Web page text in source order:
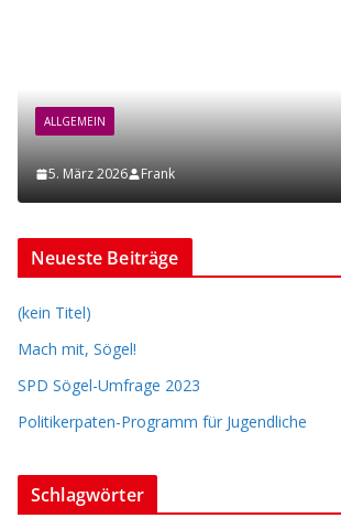
ALLGEMEIN
5. März 2026 Frank
Neueste Beiträge
(kein Titel)
Mach mit, Sögel!
SPD Sögel-Umfrage 2023
Politikerpaten-Programm für Jugendliche
Schlagwörter